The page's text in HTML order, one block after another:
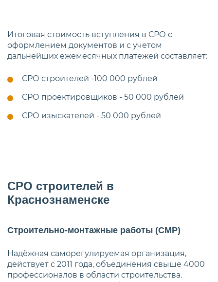
Итоговая стоимость вступления в СРО с
оформлением документов и с учетом
дальнейших ежемесячных платежей составляет:
СРО строителей -100 000 рублей
СРО проектировщиков - 50 000 рублей
СРО изыскателей - 50 000 рублей
СРО строителей в
Краснознаменске
Строительно-монтажные работы (СМР)
Надёжная саморегулируемая организация,
действует с 2011 года, объединения свыше 4000
профессионалов в области строительства.